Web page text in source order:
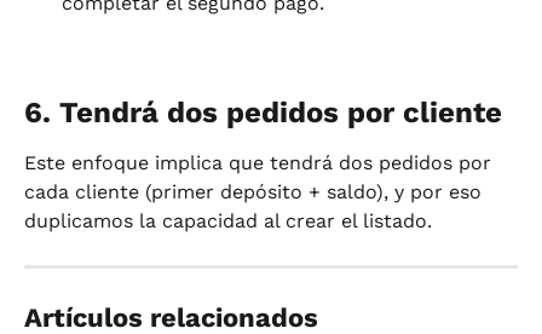
6. Tendrá dos pedidos por cliente
Este enfoque implica que tendrá dos pedidos por
cada cliente (primer depósito + saldo), y por eso
duplicamos la capacidad al crear el listado.
Artículos relacionados